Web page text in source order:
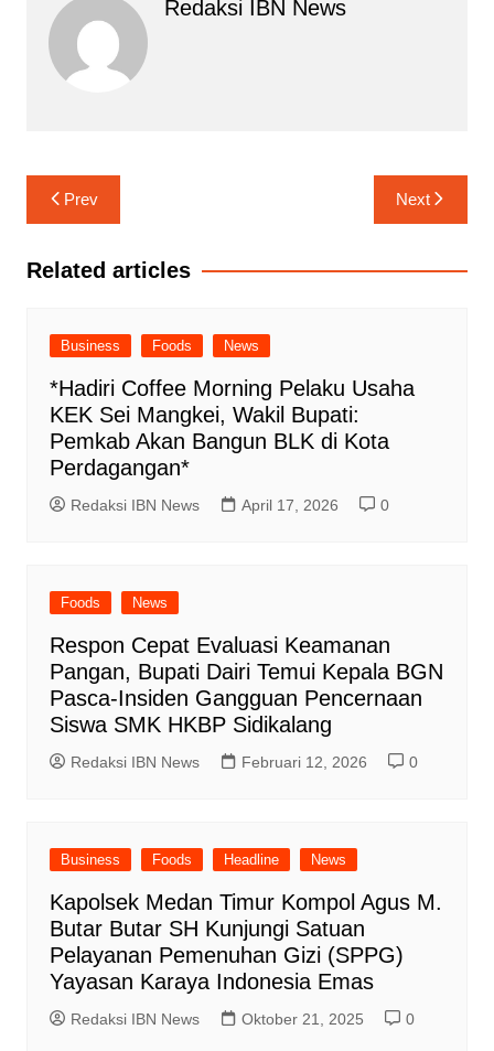
Redaksi IBN News
Navigasi
pos
Prev Next
Related articles
Business Foods News
*Hadiri Coffee Morning Pelaku Usaha
KEK Sei Mangkei, Wakil Bupati:
Pemkab Akan Bangun BLK di Kota
Perdagangan*
Redaksi IBN News April 17, 2026 0
Foods News
Respon Cepat Evaluasi Keamanan
Pangan, Bupati Dairi Temui Kepala BGN
Pasca-Insiden Gangguan Pencernaan
Siswa SMK HKBP Sidikalang
Redaksi IBN News Februari 12, 2026 0
Business Foods Headline News
Kapolsek Medan Timur Kompol Agus M.
Butar Butar SH Kunjungi Satuan
Pelayanan Pemenuhan Gizi (SPPG)
Yayasan Karaya Indonesia Emas
Redaksi IBN News Oktober 21, 2025 0